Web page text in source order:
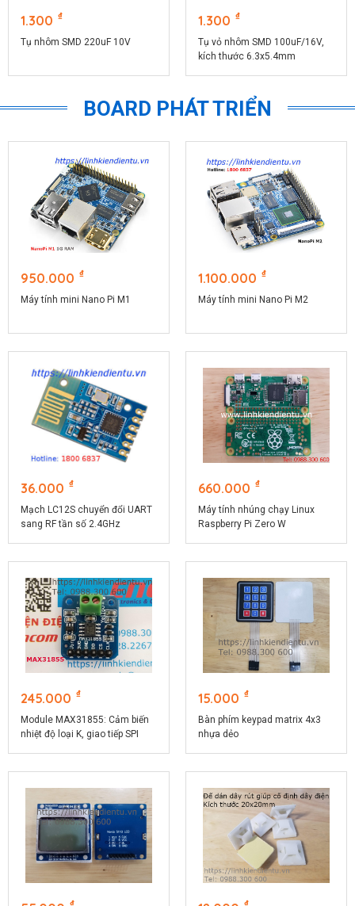
1.300 ₫
Tụ nhôm SMD 220uF 10V
1.300 ₫
Tụ vỏ nhôm SMD 100uF/16V,
kích thước 6.3x5.4mm
BOARD PHÁT TRIỂN
950.000 ₫
Máy tính mini Nano Pi M1
1.100.000 ₫
Máy tính mini Nano Pi M2
36.000 ₫
Mạch LC12S chuyển đổi UART
sang RF tần số 2.4GHz
660.000 ₫
Máy tính nhúng chạy Linux
Raspberry Pi Zero W
245.000 ₫
Module MAX31855: Cảm biến
nhiệt độ loại K, giao tiếp SPI
15.000 ₫
Bàn phím keypad matrix 4x3
nhựa dẻo
₫ ₫